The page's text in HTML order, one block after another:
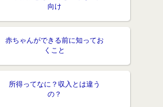
向け
赤ちゃんができる前に知ってお
くこと
所得ってなに？収入とは違う
の？